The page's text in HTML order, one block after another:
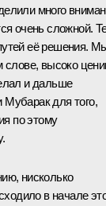
много
очень сложной.
её решения.
слове, высоко
и дальше
Мубарак для того,
по этому
нисколько
в начале